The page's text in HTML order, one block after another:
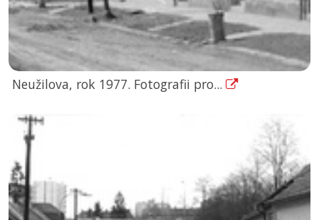
Neužilova, rok 1977. Fotografii pro...